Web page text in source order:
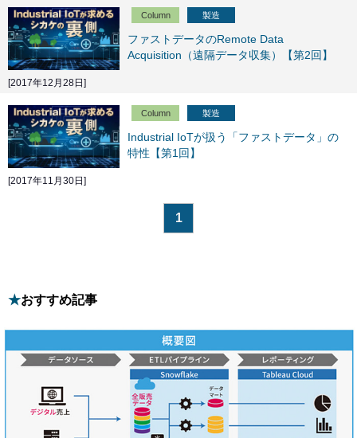
Column 製造
ファストデータのRemote Data
Acquisition（遠隔データ収集）【第2回】
[2017年12月28日]
Column 製造
Industrial IoTが扱う「ファストデータ」の
特性【第1回】
[2017年11月30日]
1
おすすめ記事